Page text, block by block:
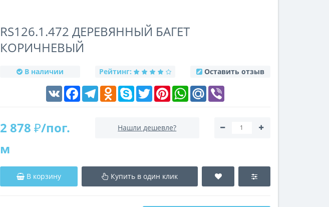
RS126.1.472 ДЕРЕВЯННЫЙ БАГЕТ
КОРИЧНЕВЫЙ
В наличии Рейтинг: Оставить отзыв
VK FacebookTelegramOdnoklassniki
Skype Twitter PinterestWhatsAppMail.Ru
2 878 ₽/пог.
м
Нашли дешевле?
В корзину Купить в один клик